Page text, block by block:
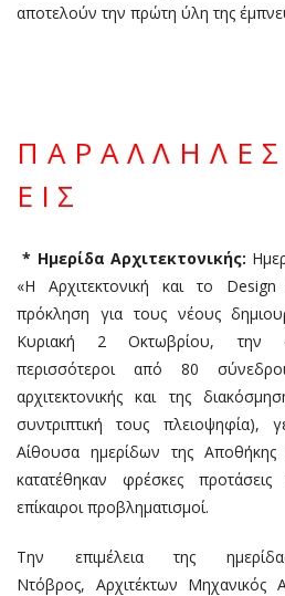
αποτελούν την πρώτη ύλη της
Π Α Ρ Α Λ Λ Η Λ Ε
Ε Ι Σ
* Ημερίδα Αρχιτεκτονικής:
«Η Αρχιτεκτονική και το
πρόκληση για τους νέους
Κυριακή 2 Οκτωβρίου, την
περισσότεροι από 80
αρχιτεκτονικής και της
συντριπτική τους πλειοψηφία),
Αίθουσα ημερίδων της Αποθήκης
κατατέθηκαν φρέσκες
επίκαιροι προβληματισμοί.
Την επιμέλεια της
Ντόβρος, Αρχιτέκτων